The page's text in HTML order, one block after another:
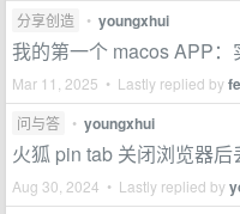
分享创造 • youngxhui
我的第一个 macos APP
Mar 11, 2025 • Lastly replied by
问与答 • youngxhui
火狐 pin tab 关闭浏览器后
Aug 30, 2024 • Lastly replied by